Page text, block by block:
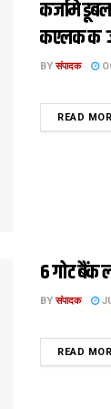
कर्जामे
कएलक
BY संपादक
READ
6 गोट
BY संपादक
READ